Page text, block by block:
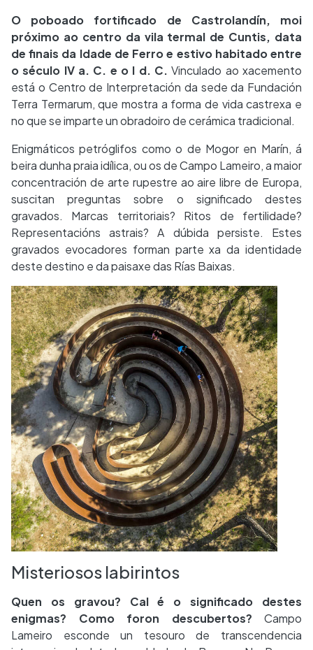
O poboado fortificado de Castrolandín, moi
próximo ao centro da vila termal de Cuntis, data
de finais da Idade de Ferro e estivo habitado entre
o século IV a. C. e o I d. C.Vinculado ao xacemento
está o Centro de Interpretación da sede da Fundación
Terra Termarum, que mostra a forma de vida castrexa e
no que se imparte un obradoiro de cerámica tradicional.
Enigmáticos petróglifos como o de Mogor en Marín, á
beira dunha praia idílica, ou os de Campo Lameiro, a maior
concentración de arte rupestre ao aire libre de Europa,
suscitan preguntas sobre o significado destes
gravados. Marcas territoriais? Ritos de fertilidade?
Representacións astrais? A dúbida persiste. Estes
gravados evocadores forman parte xa da identidade
deste destino e da paisaxe das Rías Baixas.
Misteriosos labirintos
Quen os gravou? Cal é o significado destes
enigmas? Como foron descubertos? Campo
Lameiro esconde un tesouro de transcendencia